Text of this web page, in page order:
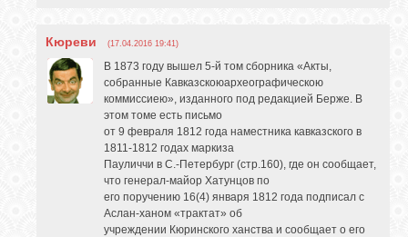
Кюреви (17.04.2016 19:41)
В 1873 году вышел 5-й том сборника «Акты,
собранные Кавказскоюархеографическою
коммиссиею», изданного под редакцией Берже. В
этом томе есть письмо
от 9 февраля 1812 года наместника кавказского в
1811-1812 годах маркиза
Пауличчи в С.-Петербург (стр.160), где он сообщает,
что генерал-майор Хатунцов по
его поручению 16(4) января 1812 года подписал с
Аслан-ханом «трактат» об
учреждении Кюринского ханства и сообщает о его